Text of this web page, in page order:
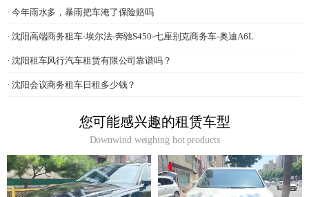
· 今年雨水多，暴雨把车淹了保险赔吗
· 沈阳高端商务租车-埃尔法-奔驰S450-七座别克商务车-奥迪A6L
· 沈阳租车风行汽车租赁有限公司靠谱吗？
· 沈阳会议商务租车日租多少钱？
您可能感兴趣的租赁车型
Downwind weighing hot products